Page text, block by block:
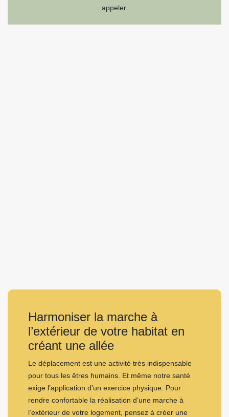
appeler.
Harmoniser la marche à
l’extérieur de votre habitat en
créant une allée
Le déplacement est une activité très indispensable
pour tous les êtres humains. Et même notre santé
exige l’application d’un exercice physique. Pour
rendre confortable la réalisation d’une marche à
l’extérieur de votre logement, pensez à créer une